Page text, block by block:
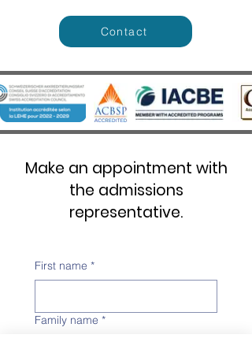
Contact
Make an appointment with
the admissions
representative.
First name *
Family name *